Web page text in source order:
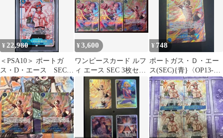
¥ 22,980
＜PSA10＞ ポートガ
ス・D・エース SEC-P
【ブースターパック 受
け継がれる意志】
OP13-119
¥3,600
ワンピースカード ルフ
ィ エース SEC 3枚セッ
ト 受け継がれる意志
¥ 748
ポートガス・Ｄ・エー
ス(SEC){青}〈OP13-
119〉[[OP-13]ブースタ
ーパック受け継がれる
意志] シークレット